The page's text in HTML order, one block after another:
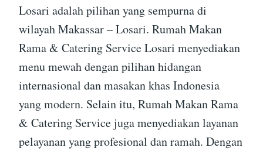
Losari adalah pilihan yang sempurna di
wilayah Makassar – Losari. Rumah Makan
Rama & Catering Service Losari menyediakan
menu mewah dengan pilihan hidangan
internasional dan masakan khas Indonesia
yang modern. Selain itu, Rumah Makan Rama
& Catering Service juga menyediakan layanan
pelayanan yang profesional dan ramah. Dengan